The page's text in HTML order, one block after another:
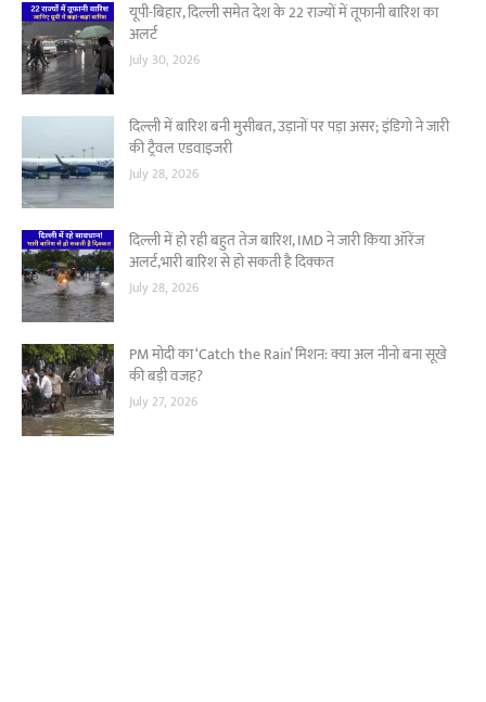
यूपी-बिहार, दिल्ली समेत देश के 22 राज्यों में तूफानी बारिश का
अलर्ट
July 30, 2026
दिल्ली में बारिश बनी मुसीबत, उड़ानों पर पड़ा असर; इंडिगो ने जारी
की ट्रैवल एडवाइजरी
July 28, 2026
दिल्ली में हो रही बहुत तेज बारिश, IMD ने जारी किया ऑरेंज
अलर्ट,भारी बारिश से हो सकती है दिक्कत
July 28, 2026
PM मोदी का ‘Catch the Rain’ मिशन: क्या अल नीनो बना सूखे
की बड़ी वजह?
July 27, 2026